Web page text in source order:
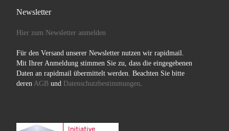
Newsletter
Hier zum Newsletter anmelden
Für den Versand unserer Newsletter nutzen wir rapidmail.
Mit Ihrer Anmeldung stimmen Sie zu, dass die eingegebenen
Daten an rapidmail übermittelt werden. Beachten Sie bitte
deren AGBund Datenschutzbestimmungen